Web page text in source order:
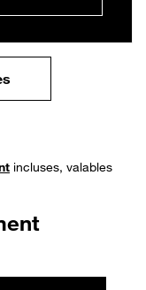
incluses, valables